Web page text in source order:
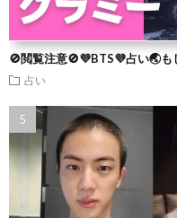
🚫閲覧注意🚫💜BTS💜占い🌏も
占い